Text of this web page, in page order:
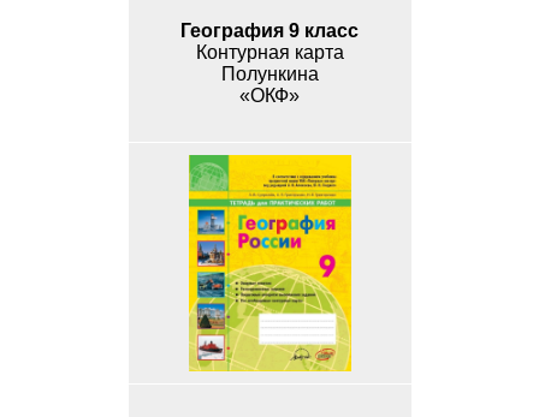
География 9 класс
Контурная карта
Полункина
«ОКФ»